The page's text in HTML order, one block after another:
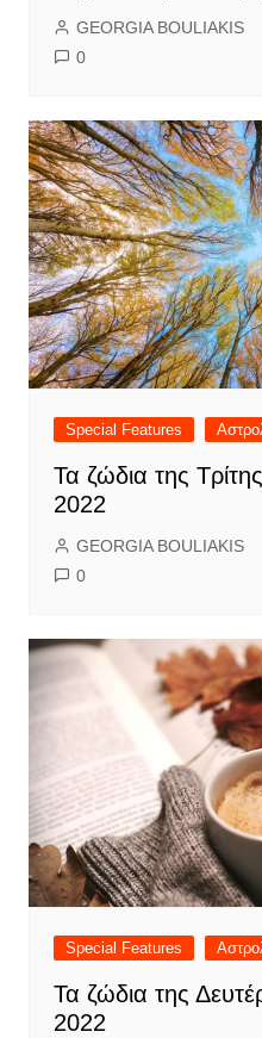
GEORGIA BOULIAKIS
0
Special Features
Τα ζώδια της
2022
GEORGIA BOULIAKIS
0
Special Features
Τα ζώδια της
2022